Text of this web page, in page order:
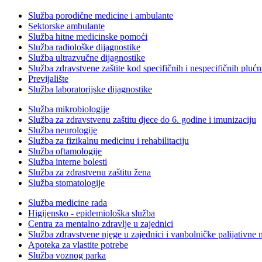
Služba porodične medicine i ambulante
Sektorske ambulante
Služba hitne medicinske pomoći
Služba radiološke dijagnostike
Služba ultrazvučne dijagnostike
Služba zdravstvene zaštite kod specifičnih i nespecifičnih
Previjalište
Služba laboratorijske dijagnostike
Služba mikrobiologije
Služba za zdravstvenu zaštitu djece do 6. godine i imunizaciju
Služba neurologije
Služba za fizikalnu medicinu i rehabilitaciju
Služba oftamologije
Služba interne bolesti
Služba za zdrastvenu zaštitu žena
Služba stomatologije
Služba medicine rada
Higijensko - epidemiološka služba
Centra za mentalno zdravlje u zajednici
Služba zdravstvene njege u zajednici i vanbolničke palijativne
Apoteka za vlastite potrebe
Služba voznog parka